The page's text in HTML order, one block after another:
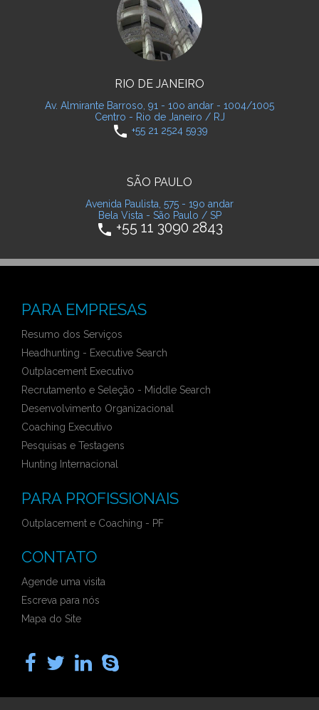
RIO DE JANEIRO
Av. Almirante Barroso, 91 - 10o andar - 1004/1005
Centro - Rio de Janeiro / RJ
phone +55 21 2524 5939
SÃO PAULO
Avenida Paulista, 575 - 19o andar
Bela Vista - São Paulo / SP
phone +55 11 3090 2843
PARA EMPRESAS
Resumo dos Serviços
Headhunting - Executive Search
Outplacement Executivo
Recrutamento e Seleção - Middle Search
Desenvolvimento Organizacional
Coaching Executivo
Pesquisas e Testagens
Hunting Internacional
PARA PROFISSIONAIS
Outplacement e Coaching - PF
CONTATO
Agende uma visita
Escreva para nós
Mapa do Site